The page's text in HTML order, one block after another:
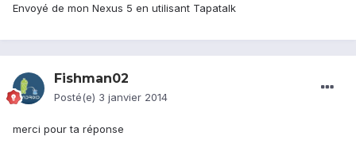
Envoyé de mon Nexus 5 en utilisant Tapatalk
Fishman02
Posté(e) 3 janvier 2014
merci pour ta réponse